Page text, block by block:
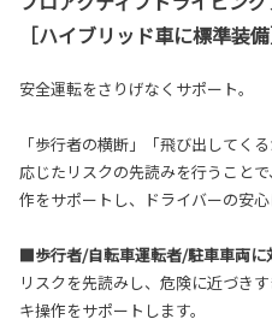
［ハイブリッド車に標準装備
安全運転をさりげなくサポート。
「歩行者の横断」「飛び出してく
応じたリスクの先読みを行うこと
作をサポートし、ドライバーの安心
■歩行者/自転車運転者/駐車車両に
リスクを先読みし、危険に近づき
キ操作をサポートします。